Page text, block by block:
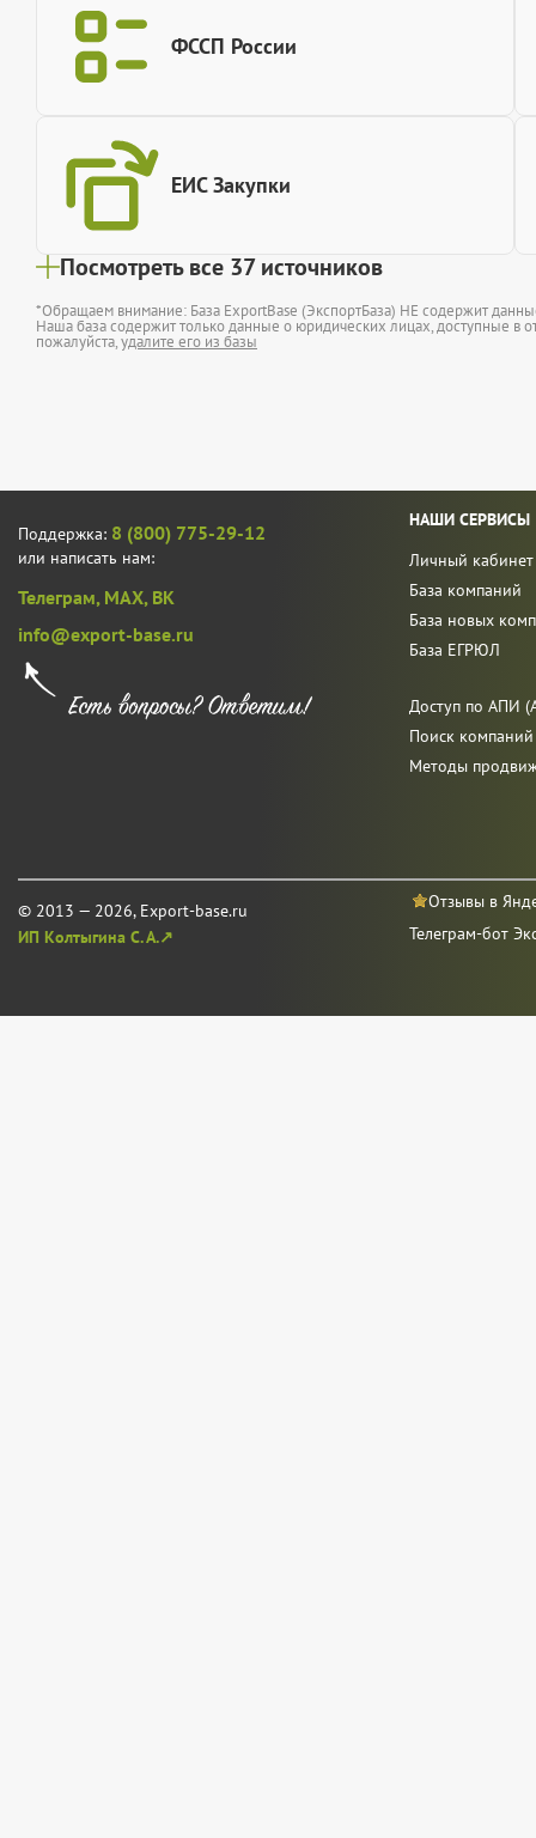
ФССП России
ЕИС Закупки
Посмотреть все 37 источников
*Обращаем внимание: База ExportBase (ЭкспортБаза) НЕ содержит
Наша база содержит только данные о юридических лицах, доступные в
пожалуйста,удалите его из базы
Поддержка: 8 (800) 775-29-12
или написать нам:
Телеграм, MAX, ВК
info@export-base.ru
© 2013 — 2026, Export-base.ru
ИП Колтыгина С. А.↗
НАШИ СЕРВИСЫ
Личный кабинет
База компаний
База новых
База ЕГРЮЛ
Доступ по АПИ
Поиск
Методы
Отзывы в
Телеграм-бот